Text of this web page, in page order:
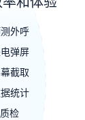
外呼
弹屏
截取
统计
检